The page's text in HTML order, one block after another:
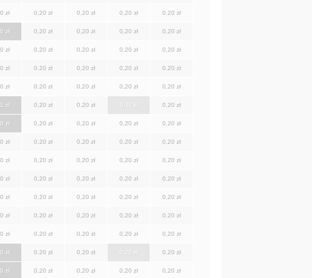
zł 0,20 zł 0,20 zł 0,20 zł 0,20 zł
zł 0,20 zł 0,20 zł 0,20 zł 0,20 zł
zł 0,20 zł 0,20 zł 0,20 zł 0,20 zł
zł 0,20 zł 0,20 zł 0,20 zł 0,20 zł
zł 0,20 zł 0,20 zł 0,20 zł 0,20 zł
zł 0,20 zł 0,20 zł 0,11 zł 0,20 zł
zł 0,20 zł 0,20 zł 0,20 zł 0,20 zł
zł 0,20 zł 0,20 zł 0,20 zł 0,20 zł
zł 0,20 zł 0,20 zł 0,20 zł 0,20 zł
zł 0,20 zł 0,20 zł 0,20 zł 0,20 zł
zł 0,20 zł 0,20 zł 0,20 zł 0,20 zł
zł 0,20 zł 0,20 zł 0,20 zł 0,20 zł
zł 0,20 zł 0,20 zł 0,20 zł 0,20 zł
zł 0,20 zł 0,20 zł 0,20 zł 0,20 zł
zł 0,20 zł 0,20 zł 0,20 zł 0,20 zł